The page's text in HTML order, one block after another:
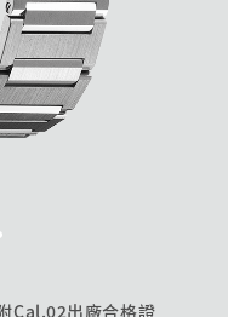
Cal.02出廠合格證